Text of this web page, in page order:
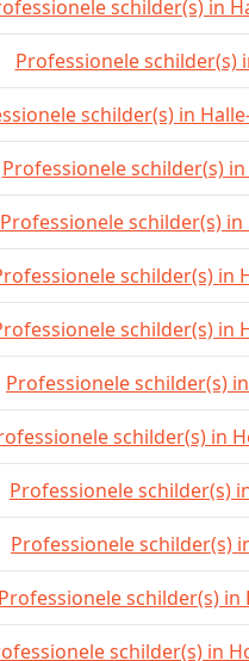
schilder(s) in
Professionele schilder(s)
schilder(s) in
Professionele schilder(s)
Professionele schilder(s)
schilder(s) in
schilder(s) in
Professionele schilder(s)
schilder(s) in
Professionele schilder(s)
Professionele schilder(s)
Professionele schilder(s) in
schilder(s) in